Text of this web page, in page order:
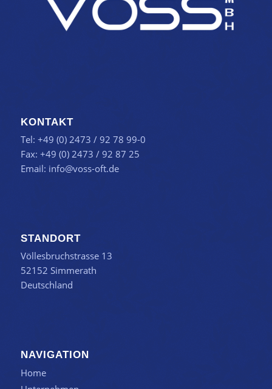
KONTAKT
Tel: +49 (0) 2473 / 92 78 99-0
Fax: +49 (0) 2473 / 92 87 25
Email: info@voss-oft.de
STANDORT
Völlesbruchstrasse 13
52152 Simmerath
Deutschland
NAVIGATION
Home